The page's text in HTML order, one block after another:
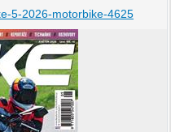
5-2026-motorbike-4625